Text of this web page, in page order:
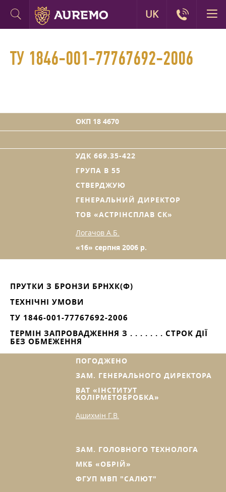
ТУ 1846-001-77767692-2006
ОКП 18 4670
УДК 669.35-422
ГРУПА В 55
СТВЕРДЖУЮ
ГЕНЕРАЛЬНИЙ ДИРЕКТОР
ТОВ «АСТРІНСПЛАВ СК»
Логачов А.Б.
«16» серпня 2006 р.
ПРУТКИ З БРОНЗИ БРНХК(Ф)
ТЕХНІЧНІ УМОВИ
ТУ 1846-001-77767692-2006
ТЕРМІН ЗАПРОВАДЖЕННЯ З . . . . . . . СТРОК ДІЇ
БЕЗ ОБМЕЖЕННЯ
ПОГОДЖЕНО
ЗАМ. ГЕНЕРАЛЬНОГО ДИРЕКТОРА
ВАТ «ІНСТИТУТ
КОЛІРМЕТОБРОБКА»
Ашихмін Г.В.
ЗАМ. ГОЛОВНОГО ТЕХНОЛОГА
МКБ «ОБРІЙ»
ФГУП МВП "САЛЮТ"
UK